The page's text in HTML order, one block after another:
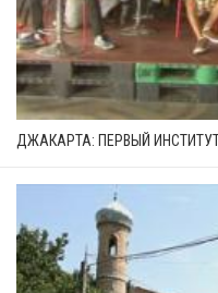
ДЖАКАРТА: ПЕРВЫЙ